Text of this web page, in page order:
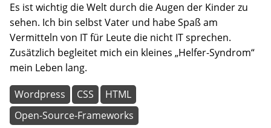
Es ist wichtig die Welt durch die Augen der Kinder zu
sehen. Ich bin selbst Vater und habe Spaß am
Vermitteln von IT für Leute die nicht IT sprechen.
Zusätzlich begleitet mich ein kleines „Helfer-Syndrom“
mein Leben lang.
Wordpress CSS
HTML
Open-Source-Frameworks